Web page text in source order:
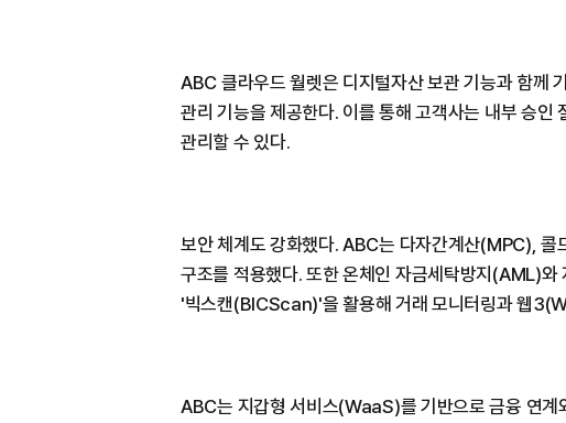
ABC 클라우드 월렛은 디지털자산 보관 기능과 함께
관리 기능을 제공한다. 이를 통해 고객사는 내부 승인
관리할 수 있다.
보안 체계도 강화했다. ABC는 다자간계산(MPC), 콜
구조를 적용했다. 또한 온체인 자금세탁방지(AML)와
'빅스캔(BICScan)'을 활용해 거래 모니터링과 웹
ABC는 지갑형 서비스(WaaS)를 기반으로 금융 연계